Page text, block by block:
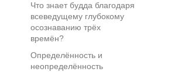
Что знает будда благодаря
всеведущему глубокому
осознаванию трёх
времён?
Определённость и
неопределённость